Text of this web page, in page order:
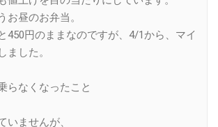
お昼のお弁当。
450円のままなのですが、4/1から、マイ
ました。
らなくなったこと
いませんが、